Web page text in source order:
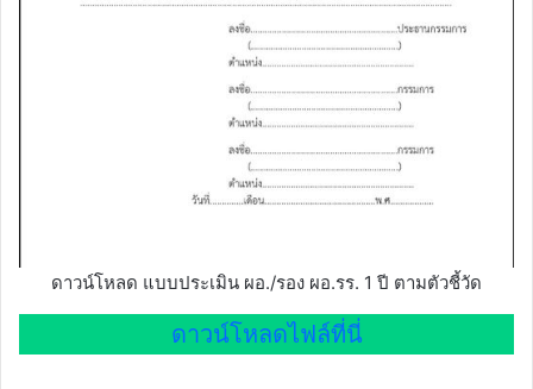
ดาวน์โหลด แบบประเมิน ผอ./รอง ผอ.รร. 1 ปี ตามตัวชี้วัด
ดาวน์โหลดไฟล์ที่นี่